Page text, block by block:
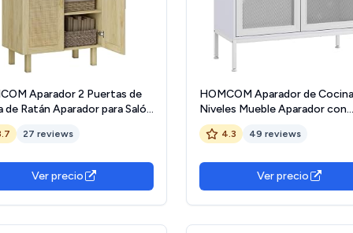
Aparador 2 Puertas de
de Ratán Aparador para Salón
con Estantes Ajustables
Entrada Dormitorio
27 reviews
Ver precio
HOMCOM Aparador de
Niveles Mueble Aparador con
Puertas de Malla y Estante
Ajustable Mueble de Cocina
Comedor 80x37x92 cm Blanco
4.3 49 reviews
Ver precio